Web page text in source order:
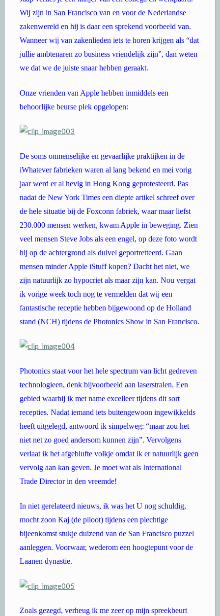
Wij zijn in San Francisco van en voor de Nederlandse
zakenwereld en hij is daar een sprekend voorbeeld van.
Wanneer wij van zakenlieden iets te horen krijgen als “dat
jullie ambtenaren zo business vriendelijk zijn”, dan weten
we dat we de juiste snaar hebben geraakt.
Onze vrienden van Apple hebben inmiddels een
behoorlijke beurse plek opgelopen:
De soms onmenselijke en gevaarlijke praktijken in de
iWhatever fabrieken waren al lang bekend en mei vorig
jaar werd er al hevig in Hong Kong geprotesteerd. Pas
nadat de New York Times een diepte artikel schreef over
de hele situatie bij de Foxconn fabriek, waar maar liefst
230.000 mensen werken, kwam Apple in beweging. Zien
veel mensen Steve Jobs als een engel, op deze foto wordt
hij op de achtergrond als duivel geportretteerd. Gaan
mensen minder Apple iStuff kopen? Dacht het niet, we
zijn natuurlijk zo hypocriet als maar zijn kan. Nou vergat
ik vorige week toch nog te vermelden dat wij een
fantastische receptie hebben bijgewoond op de Holland
stand (NCH) tijdens de Photonics Show in San Francisco.
Photonics staat voor het hele spectrum van licht gedreven
technologieen, denk bijvoorbeeld aan laserstralen. Een
gebied waarbij ik met name excelleer tijdens dit sort
recepties. Nadat iemand iets buitengewoon ingewikkelds
heeft uitgelegd, antwoord ik simpelweg: “maar zou het
niet net zo goed andersom kunnen zijn”. Vervolgens
verlaat ik het afgeblufte volkje omdat ik er natuurlijk geen
vervolg aan kan geven. Je moet wat als International
Trade Director in den vreemde!
In niet gerelateerd nieuws, ik was het U nog schuldig,
mocht zoon Kaj (de piloot) tijdens een plechtige
bijeenkomst stukje duizend van de San Francisco puzzel
aanleggen. Voorwaar, wederom een hoogtepunt voor de
Laanen dynastie.
Zoals gezegd, verheug ik me zeer op mijn spreekbeurt